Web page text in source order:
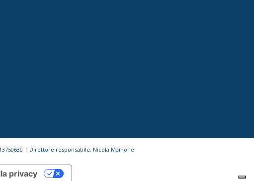
| Direttore responsabile: Nicola Marrone
privacy